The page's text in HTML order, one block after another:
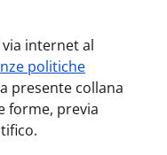
internet al
politiche
presente collana
forme, previa